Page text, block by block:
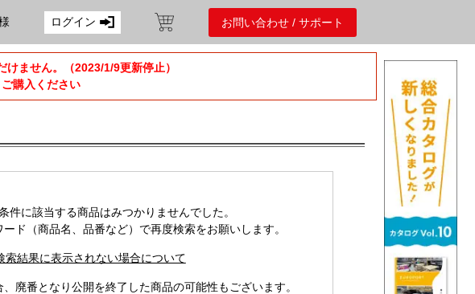
ログイン お問い合わせ / サポート
ません。（2023/1/9更新停止）
購入ください
件に該当する商品はみつかりませんでした。
ド（商品名、品番など）で再度検索をお願いします。
索結果に表示されない場合について
廃番となり公開を終了した商品の可能性もございます。